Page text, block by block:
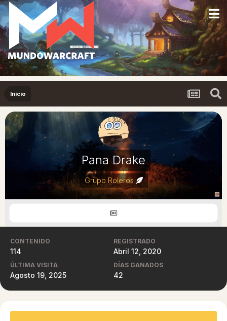
Inicio
Pana Drake
Grupo Roleros
CONTENIDO
114
REGISTRADO
Abril 12, 2020
ÚLTIMA VISITA
Agosto 19, 2025
DÍAS GANADOS
42